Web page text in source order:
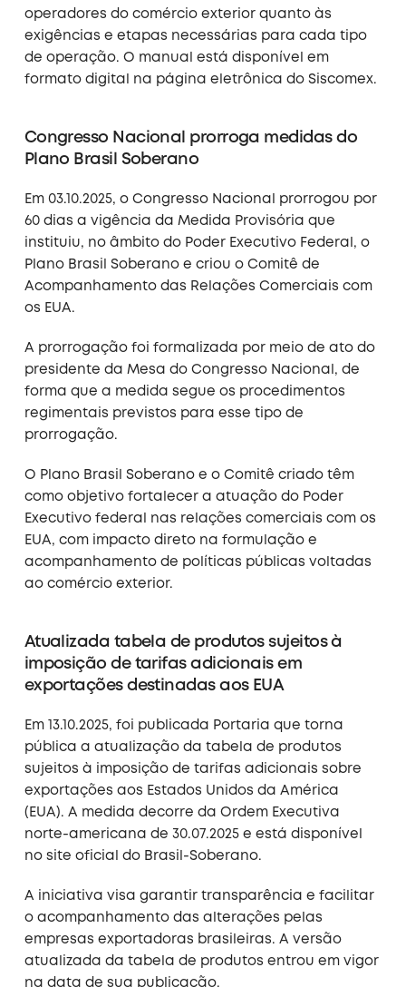
operadores do comércio exterior quanto às
exigências e etapas necessárias para cada tipo
de operação. O manual está disponível em
formato digital na página eletrônica do Siscomex.
Congresso Nacional prorroga medidas do
Plano Brasil Soberano
Em 03.10.2025, o Congresso Nacional prorrogou por
60 dias a vigência da Medida Provisória que
instituiu, no âmbito do Poder Executivo Federal, o
Plano Brasil Soberano e criou o Comitê de
Acompanhamento das Relações Comerciais com
os EUA.
A prorrogação foi formalizada por meio de ato do
presidente da Mesa do Congresso Nacional, de
forma que a medida segue os procedimentos
regimentais previstos para esse tipo de
prorrogação.
O Plano Brasil Soberano e o Comitê criado têm
como objetivo fortalecer a atuação do Poder
Executivo federal nas relações comerciais com os
EUA, com impacto direto na formulação e
acompanhamento de políticas públicas voltadas
ao comércio exterior.
Atualizada tabela de produtos sujeitos à
imposição de tarifas adicionais em
exportações destinadas aos EUA
Em 13.10.2025, foi publicada Portaria que torna
pública a atualização da tabela de produtos
sujeitos à imposição de tarifas adicionais sobre
exportações aos Estados Unidos da América
(EUA). A medida decorre da Ordem Executiva
norte-americana de 30.07.2025 e está disponível
no site oficial do Brasil-Soberano.
A iniciativa visa garantir transparência e facilitar
o acompanhamento das alterações pelas
empresas exportadoras brasileiras. A versão
atualizada da tabela de produtos entrou em vigor
na data de sua publicação.